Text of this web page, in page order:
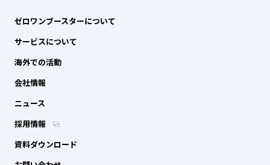
ゼロワンブースターについて
サービスについて
海外での活動
会社情報
ニュース
採用情報
資料ダウンロード